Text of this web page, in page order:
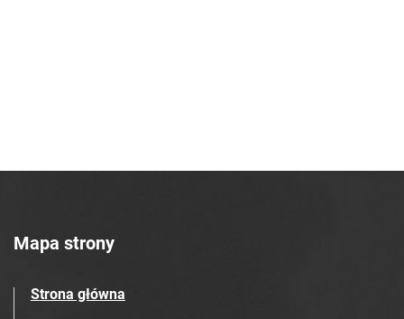
Tarnowskie Azoty : Organ Samorządu
Feliksa Dzierżyńskiego. 1966, nr 51
Mapa strony
Strona główna